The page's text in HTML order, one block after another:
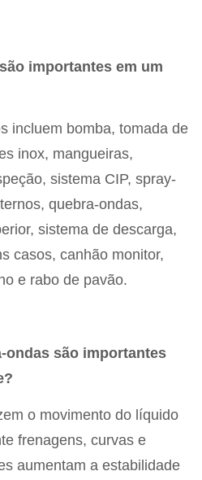
importantes em um
incluem bomba, tomada de
inox, mangueiras,
sistema CIP, spray-
quebra-ondas,
sistema de descarga,
casos, canhão monitor,
e rabo de pavão.
ondas são importantes
o movimento do líquido
frenagens, curvas e
aumentam a estabilidade